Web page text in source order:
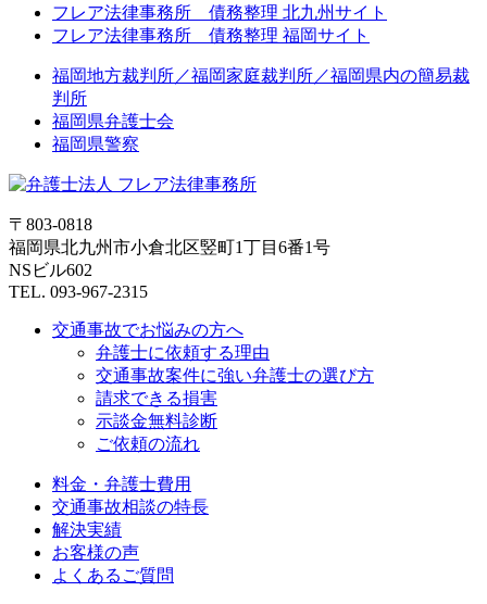
フレア法律事務所 債務整理 北九州サイト
フレア法律事務所 債務整理 福岡サイト
福岡地方裁判所／福岡家庭裁判所／福岡県内の簡易裁
判所
福岡県弁護士会
福岡県警察
〒803-0818
福岡県北九州市小倉北区竪町1丁目6番1号
NSビル602
TEL. 093-967-2315
交通事故でお悩みの方へ
弁護士に依頼する理由
交通事故案件に強い弁護士の選び方
請求できる損害
示談金無料診断
ご依頼の流れ
料金・弁護士費用
交通事故相談の特長
解決実績
お客様の声
よくあるご質問